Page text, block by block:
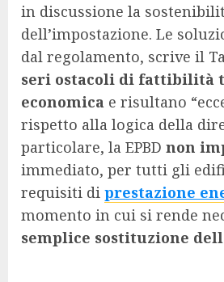
in discussione la
dell’impostazione. Le
dal regolamento, scrive il
seri ostacoli di fattibilità
economica e risultano
rispetto alla logica della
particolare, la EPBD non
immediato, per tutti gli
requisiti di prestazione
momento in cui si rende
semplice sostituzione